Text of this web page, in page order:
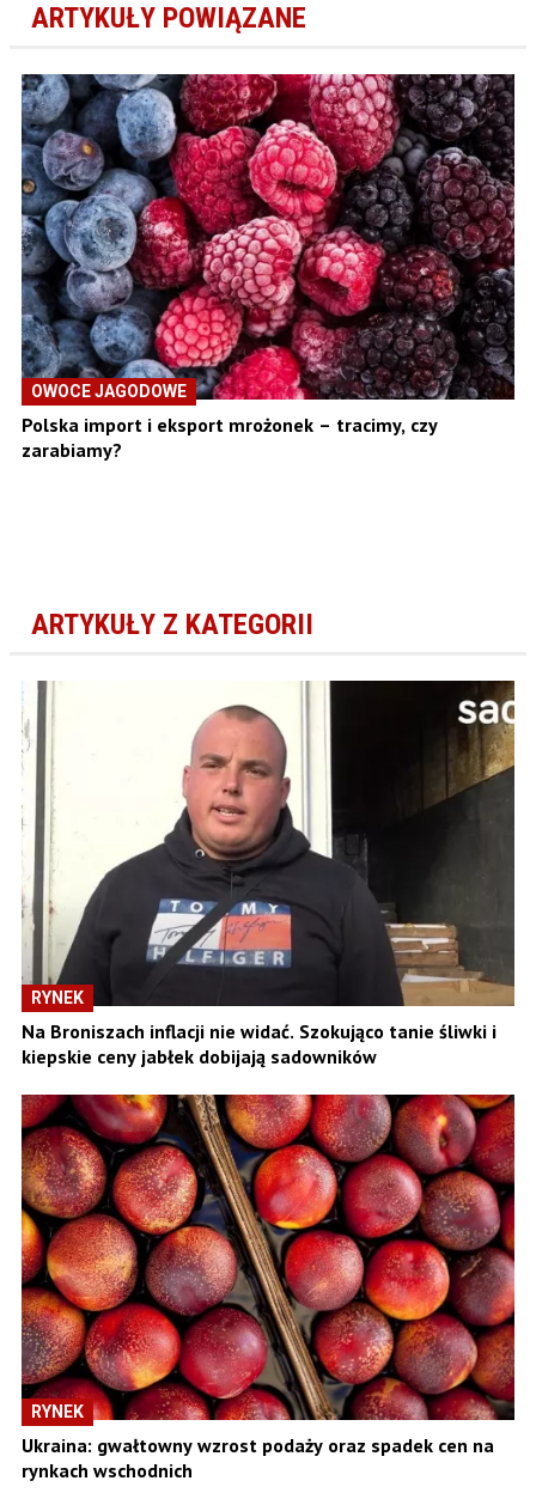
ARTYKUŁY POWIĄZANE
OWOCE JAGODOWE
Polska import i eksport mrożonek – tracimy, czy
zarabiamy?
ARTYKUŁY Z KATEGORII
RYNEK
Na Broniszach inflacji nie widać. Szokująco tanie śliwki i
kiepskie ceny jabłek dobijają sadowników
RYNEK
Ukraina: gwałtowny wzrost podaży oraz spadek cen na
rynkach wschodnich